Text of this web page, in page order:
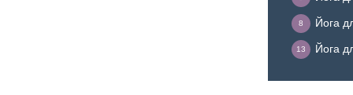
Йога
8
Йога
13